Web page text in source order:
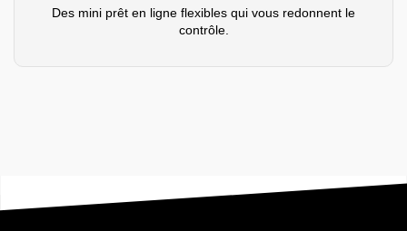
Des mini prêt en ligne flexibles qui vous redonnent le
contrôle.